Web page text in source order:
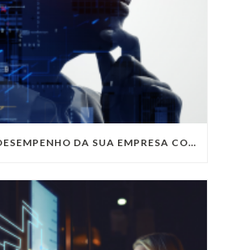
POTENCIALIZE O DESEMPENHO DA SUA EMPRESA COM OS SERVIÇOS DE TI DA VIVO VITA